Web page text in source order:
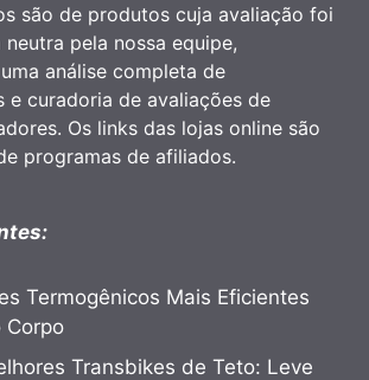
são de produtos cuja avaliação foi
pela nossa equipe,
análise completa de
e curadoria de avaliações de
Os links das lojas online são
programas de afiliados.
Termogênicos Mais Eficientes
Corpo
Transbikes de Teto: Leve